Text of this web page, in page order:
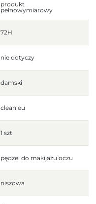
produkt
pełnowymiarowy
72H
nie dotyczy
damski
clean eu
1 szt
pędzel do makijażu oczu
niszowa